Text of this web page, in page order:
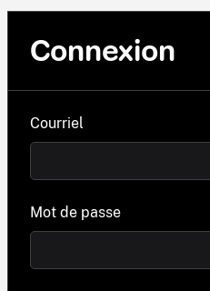
Connexion
Courriel
Mot de passe